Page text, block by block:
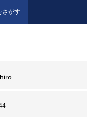
さがす